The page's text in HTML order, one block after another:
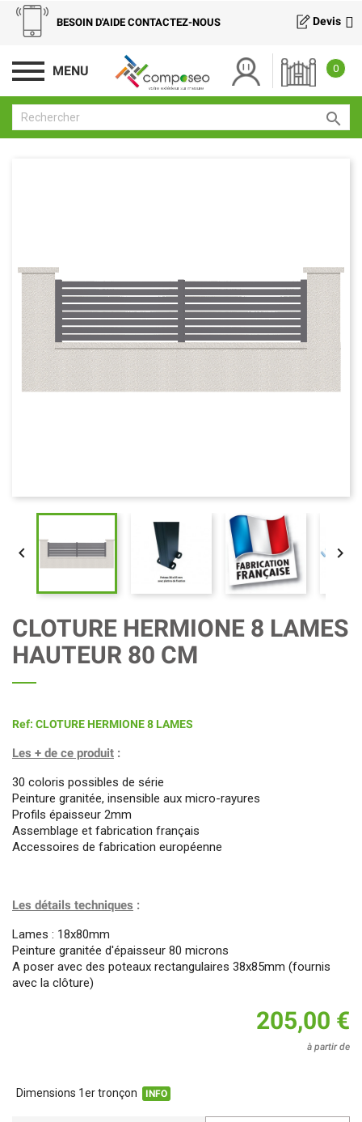
Devis
BESOIN D'AIDE CONTACTEZ-NOUS
MENU 0

 
CLOTURE HERMIONE 8 LAMES
HAUTEUR 80 CM
Ref: CLOTURE HERMIONE 8 LAMES
Les + de ce produit :
30 coloris possibles de série
Peinture granitée, insensible aux micro-rayures
Profils épaisseur 2mm
Assemblage et fabrication français
Accessoires de fabrication européenne
Les détails techniques :
Lames : 18x80mm
Peinture granitée d'épaisseur 80 microns
A poser avec des poteaux rectangulaires 38x85mm (fournis
avec la clôture)
205,00 €
à partir de
Dimensions 1er tronçon INFO